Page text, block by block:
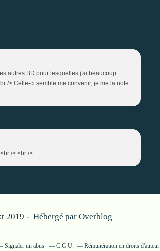
autres BD pour lesquelles j'ai beaucoup
/> Celle-ci semble me convenir, je me la note.
/> <br />
2019 - Hébergé par Overblog
Signaler un abus C.G.U. Rémunération en droits d'auteur